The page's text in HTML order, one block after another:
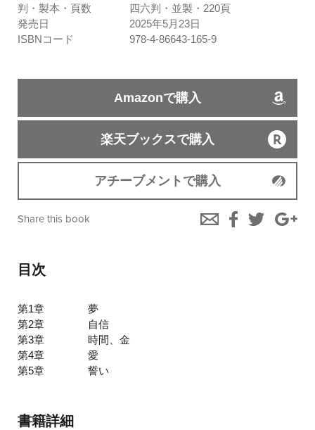
判・製本・頁数
四六判・並製・220頁
発売日
2025年5月23日
ISBNコード
978-4-86643-165-9
Amazonで購入
楽天ブックスで購入
アチーブメントで購入
Share this book
目次
第1章
夢
第2章
自信
第3章
時間、金
第4章
愛
第5章
誓い
書籍詳細